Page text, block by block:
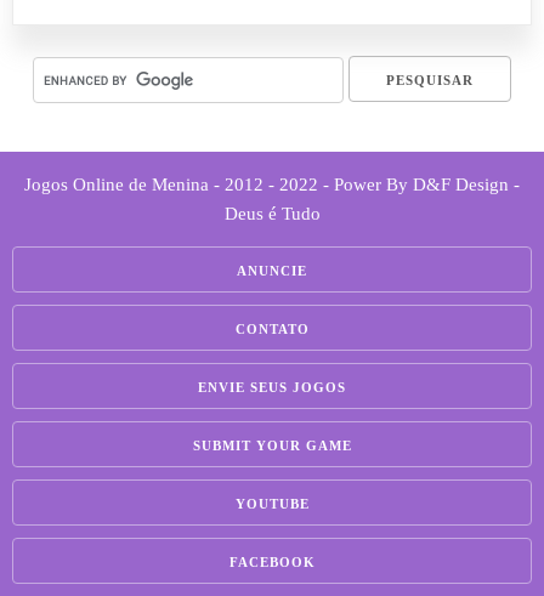
Jogos Online de Menina - 2012 - 2022 - Power By D&F Design -
Deus é Tudo
ANUNCIE
CONTATO
ENVIE SEUS JOGOS
SUBMIT YOUR GAME
YOUTUBE
FACEBOOK